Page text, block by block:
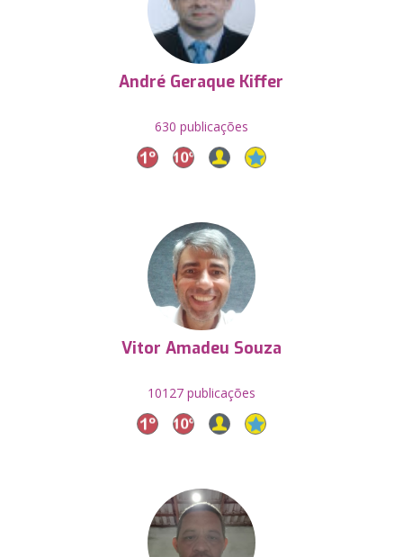
André Geraque Kiffer
630 publicações
Vitor Amadeu Souza
10127 publicações